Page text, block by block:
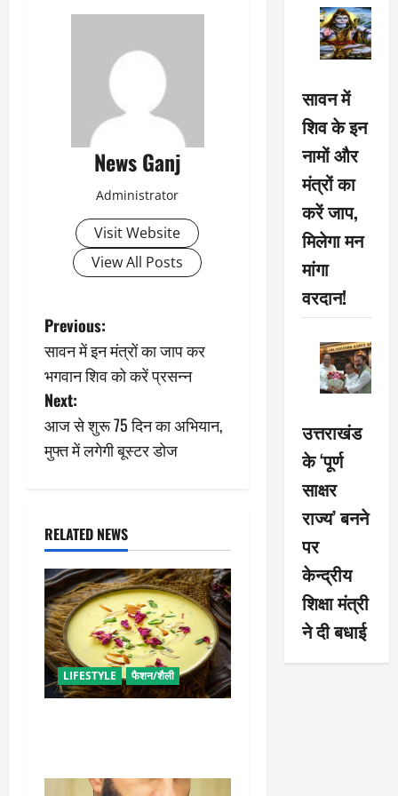
News Ganj
Administrator
Visit Website
View All Posts
P
o
s
t
v
i
g
a
t
o
Previous:
सावन में इन मंत्रों का जाप कर
भगवान शिव को करें प्रसन्न
Next:
आज से शुरू 75 दिन का अभियान,
मुफ्त में लगेगी बूस्टर डोज
RELATED NEWS
LIFESTYLE फैशन/शैली
सावन में
शिव के इन
नामों और
मंत्रों का
करें जाप,
मिलेगा मन
मांगा
वरदान!
उत्तराखंड
के ‘पूर्ण
साक्षर
राज्य’ बनने
पर
केन्द्रीय
शिक्षा मंत्री
ने दी बधाई